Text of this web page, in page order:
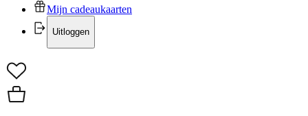
Mijn cadeaukaarten
Uitloggen